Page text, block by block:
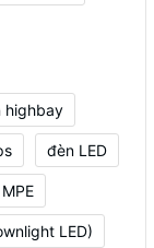
highbay
đèn LED
LED)